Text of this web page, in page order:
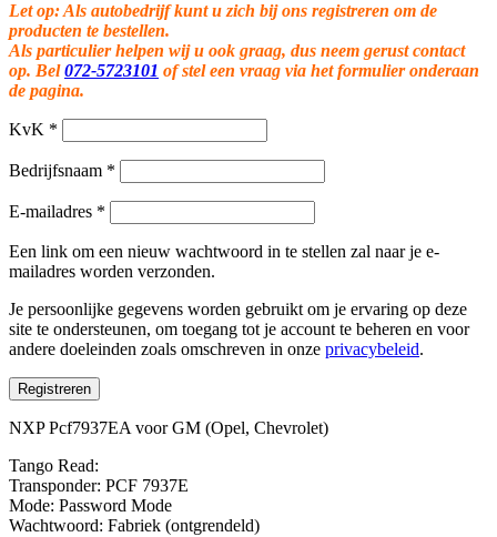
Let op: Als autobedrijf kunt u zich bij ons registreren om de
producten te bestellen.
Als particulier helpen wij u ook graag, dus neem gerust contact
op. Bel072-5723101 of stel een vraag via het formulier onderaan
de pagina.
KvK *
Bedrijfsnaam *
E-mailadres *
Een link om een nieuw wachtwoord in te stellen zal naar je e-
mailadres worden verzonden.
Je persoonlijke gegevens worden gebruikt om je ervaring op deze
site te ondersteunen, om toegang tot je account te beheren en voor
andere doeleinden zoals omschreven in onze privacybeleid.
Registreren
NXP Pcf7937EA voor GM (Opel, Chevrolet)
Tango Read:
Transponder: PCF 7937E
Mode: Password Mode
Wachtwoord: Fabriek (ontgrendeld)